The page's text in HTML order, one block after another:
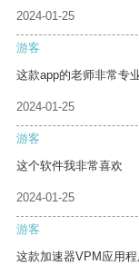
2024-01-25
游客
这款app的老师非常专
2024-01-25
游客
这个软件我非常喜欢
2024-01-25
游客
这款加速器VPM应用